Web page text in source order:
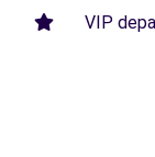
VIP